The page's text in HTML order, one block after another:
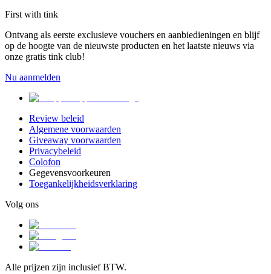
First with tink
Ontvang als eerste exclusieve vouchers en aanbiedieningen en blijf
op de hoogte van de nieuwste producten en het laatste nieuws via
onze gratis tink club!
Nu aanmelden
Review beleid
Algemene voorwaarden
Giveaway voorwaarden
Privacybeleid
Colofon
Gegevensvoorkeuren
Toegankelijkheidsverklaring
Volg ons
Alle prijzen zijn inclusief BTW.